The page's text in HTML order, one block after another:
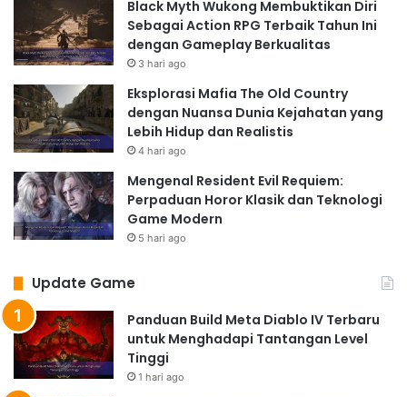
Black Myth Wukong Membuktikan Diri
Sebagai Action RPG Terbaik Tahun Ini
dengan Gameplay Berkualitas
3 hari ago
Eksplorasi Mafia The Old Country
dengan Nuansa Dunia Kejahatan yang
Lebih Hidup dan Realistis
4 hari ago
Mengenal Resident Evil Requiem:
Perpaduan Horor Klasik dan Teknologi
Game Modern
5 hari ago
Update Game
Panduan Build Meta Diablo IV Terbaru
untuk Menghadapi Tantangan Level
Tinggi
1 hari ago